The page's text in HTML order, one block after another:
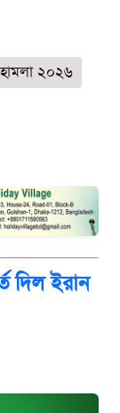
হামলা ২০২৬
দিল ইরান